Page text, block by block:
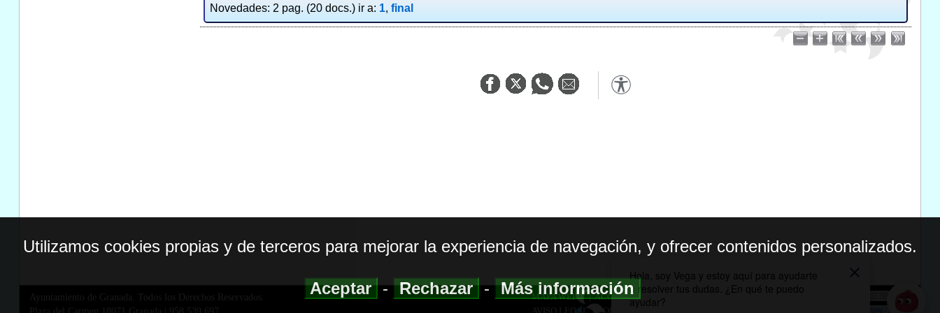
Novedades: 2 pag. (20 docs.) ir a: 1, final
Ayuntamiento de Granada. Todos los Derechos Reservados.
MAPA WEB|ACCESIBILIDAD
AVISO LEGAL| POLITICA DE PRIVACIDAD
Utilizamos cookies propias y de terceros para mejorar la experiencia de navegación, y ofrecer contenidos personalizados.
Aceptar-Rechazar-Más información